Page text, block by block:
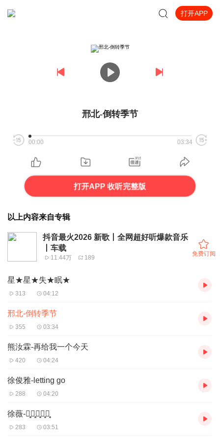
打开APP
邢北-倒转季节
00:00 03:34
打开APP 收听完整版
以上内容来自专辑
抖音最火2026 新歌丨全网超好听爆款音乐
丨车载
11.44万 189
免费订阅
星★星★失★眠★
313 04:12
邢北-倒转季节
355 03:34
熊汝霖-再给我一个今天
420 04:24
徐俊雅-letting go
288 04:20
徐薇-七̥月̥七̥日̥晴̥
283 03:51